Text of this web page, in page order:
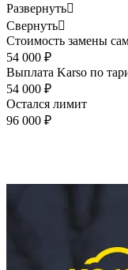
Развернуть
Свернуть
Стоимость замены
54 000 ₽
Выплата Karso по
54 000 ₽
Остался лимит
96 000 ₽